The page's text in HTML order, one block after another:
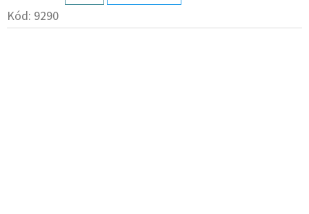
KOŠÍKA
Kód: 9290